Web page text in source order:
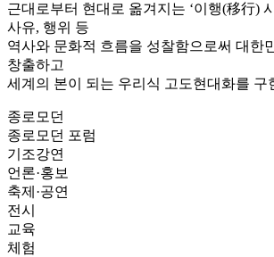
근대로부터 현대로 옮겨지는 ‘이행(移行)
사유, 행위 등
역사와 문화적 흐름을 성찰함으로써 대한
창출하고
세계의 본이 되는 우리식 고도현대화를 구
종로모던
종로모던 포럼
기조강연
언론·홍보
축제·공연
전시
교육
체험